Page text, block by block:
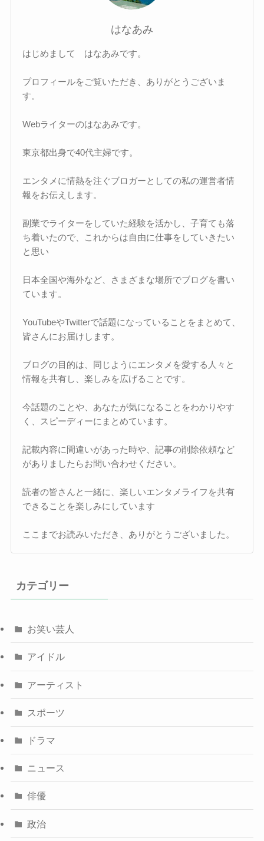
はなあみ
はじめまして はなあみです。
プロフィールをご覧いただき、ありがとうございま
す。
Webライターのはなあみです。
東京都出身で40代主婦です。
エンタメに情熱を注ぐブロガーとしての私の運営者情
報をお伝えします。
副業でライターをしていた経験を活かし、子育ても落
ち着いたので、これからは自由に仕事をしていきたい
と思い
日本全国や海外など、さまざまな場所でブログを書い
ています。
YouTubeやTwitterで話題になっていることをまとめて、
皆さんにお届けします。
ブログの目的は、同じようにエンタメを愛する人々と
情報を共有し、楽しみを広げることです。
今話題のことや、あなたが気になることをわかりやす
く、スピーディーにまとめています。
記載内容に間違いがあった時や、記事の削除依頼など
がありましたらお問い合わせください。
読者の皆さんと一緒に、楽しいエンタメライフを共有
できることを楽しみにしています
ここまでお読みいただき、ありがとうございました。
カテゴリー
お笑い芸人
アイドル
アーティスト
スポーツ
ドラマ
ニュース
俳優
政治